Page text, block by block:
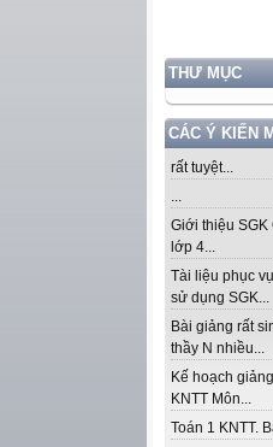
THƯ MỤC
CÁC Ý KIẾN
rất tuyệt...
...
Giới thiệu SGK
lớp 4...
Tài liệu phục
sử dụng SGK...
Bài giảng rất
thầy N nhiều...
Kế hoạch
KNTT Môn...
Toán 1 KNTT.